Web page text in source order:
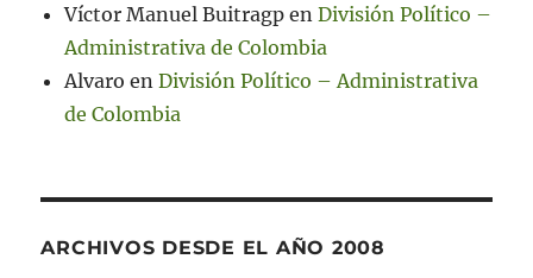
Víctor Manuel Buitragp enDivisión Político –
Administrativa de Colombia
Alvaro enDivisión Político – Administrativa
de Colombia
ARCHIVOS DESDE EL AÑO 2008